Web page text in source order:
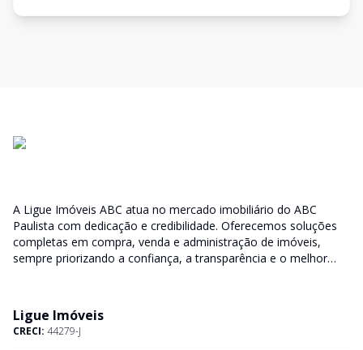
A Ligue Imóveis ABC atua no mercado imobiliário do ABC
Paulista com dedicação e credibilidade. Oferecemos soluções
completas em compra, venda e administração de imóveis,
sempre priorizando a confiança, a transparência e o melhor
Ligue Imóveis
CRECI: 44279-J